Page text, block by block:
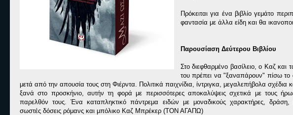
Πρόκειται για ένα βιβλίο γεμάτο
φαντασία με άλλα είδη και θα
Παρουσίαση Δεύτερου Βιβλίου
Στο διεφθαρμένο βασίλειο, ο Καζ και
του πρέπει να "ξαναπάρουν" πίσω το
μετά από την απουσία τους στη Φιέρντα. Πολιτικά παιχνίδια, ίντριγκα, μεγαλεπήβολα σχέδια
ξανά στο προσκήνιο, αυτήν τη φορά με περισσότερες αποκαλύψεις σχετικά με τους
παρελθόν τους. Ένα καταπληκτικό πάντρεμα ειδών με μοναδικούς χαρακτήρες, δράση,
σωστές δόσεις ρόμανς και μπόλικο Καζ Μπρέκερ (ΤΟΝ ΑΓΑΠΩ)